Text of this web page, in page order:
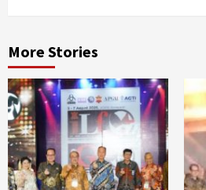
More Stories